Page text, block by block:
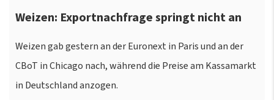
Weizen: Exportnachfrage springt nicht an
Weizen gab gestern an der Euronext in Paris und an der
CBoT in Chicago nach, während die Preise am Kassamarkt
in Deutschland anzogen.